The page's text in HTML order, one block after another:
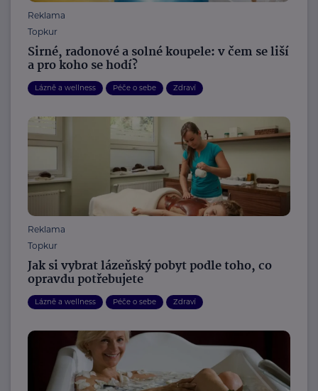
Reklama
Topkur
Sirné, radonové a solné koupele: v čem se liší
a pro koho se hodí?
Lázně a wellness Péče o sebe Zdraví
Reklama
Topkur
Jak si vybrat lázeňský pobyt podle toho, co
opravdu potřebujete
Lázně a wellness Péče o sebe Zdraví